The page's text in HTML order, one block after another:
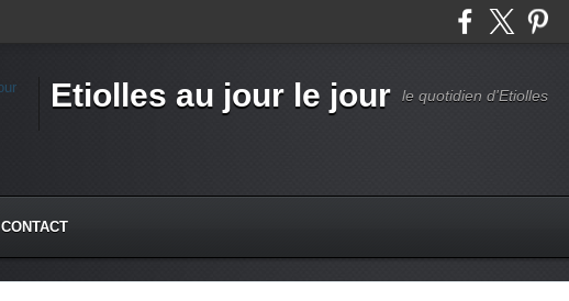
Etiolles au jour le jour le quotidien d'Etiolles
CONTACT